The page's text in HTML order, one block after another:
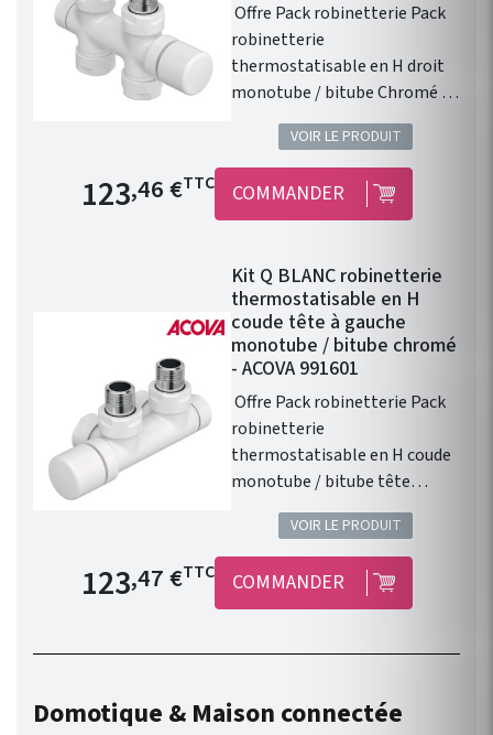
Offre Pack robinetterie Pack
robinetterie
thermostatisable en H droit
monotube / bitube Chromé :
réversible pour une sortie de
tête à gauche ou à droite ! Ce
kit robinetterie est vendu avec
: 1 robinet en H droit 1/2’’. 1
tête manuelle démontable .
paire de raccords PER 12. 1
paire de raccords Eurôcones
3/4’’ avec écrou Ø 16,8 mm.
Couleur de base : Blanc
Bitube entraxe 50mm. La tête
est réversible (droite ou
gauche).
VOIR LE PRODUIT
Prix de base
123,46 €TTC COMMANDER
Kit Q BLANC robinetterie
thermostatisable en H
coude tête à gauche
monotube / bitube chromé
- ACOVA 991601
Offre Pack robinetterie Pack
robinetterie
thermostatisable en H coude
monotube / bitube tête
à gauche Ce kit
robinetterie est vendu avec : 1
robinet en H équerre 1/2”
tête à gauche. 1 tête manuelle
démontable blanche. 1 paire
écrou Ø 16,8 mm. 50 couleurs
VOIR LE PRODUIT
Prix de base
123,47 €TTC COMMANDER
Domotique & Maison connectée